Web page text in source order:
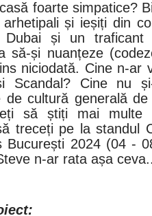
foarte simpatice?
arhetipali și ieșiți din
Dubai și un traficant
să-și nuanțeze
niciodată. Cine n-ar
Scandal? Cine nu
de cultură generală
să știți mai multe
treceți pe la standul
București 2024 (04 -
n-ar rata așa